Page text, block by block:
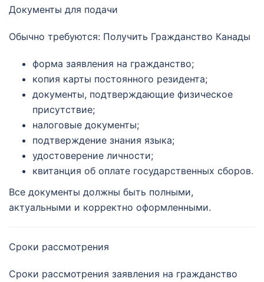
Документы для подачи
Обычно требуются: Получить Гражданство Канады
форма заявления на гражданство;
копия карты постоянного резидента;
документы, подтверждающие физическое
присутствие;
налоговые документы;
подтверждение знания языка;
удостоверение личности;
квитанция об оплате государственных сборов.
Все документы должны быть полными,
актуальными и корректно оформленными.
Сроки рассмотрения
Сроки рассмотрения заявления на гражданство